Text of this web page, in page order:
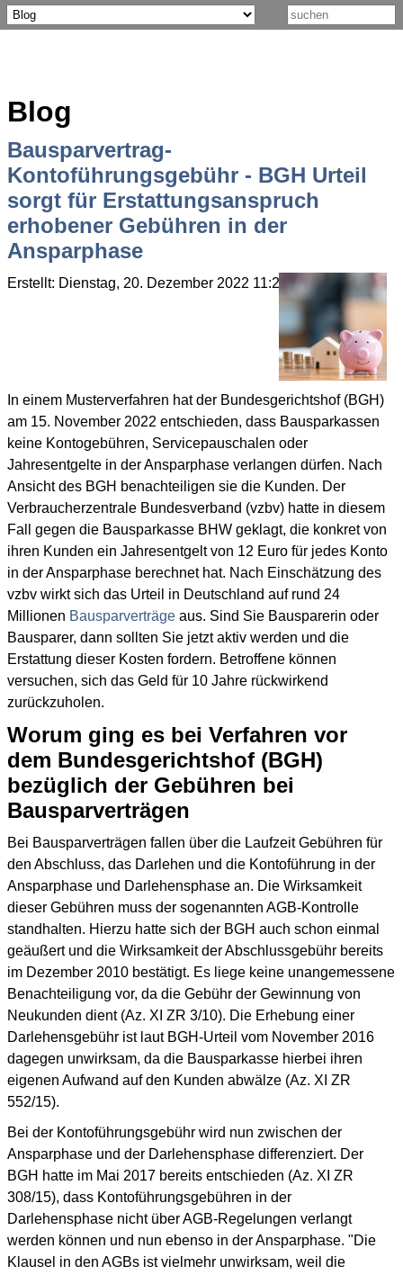
Blog
Bausparvertrag-
Kontoführungsgebühr - BGH Urteil
sorgt für Erstattungsanspruch
erhobener Gebühren in der
Ansparphase
Erstellt: Dienstag, 20. Dezember 2022 11:23 Geschrieben
In einem Musterverfahren hat der Bundesgerichtshof (BGH)
am 15. November 2022 entschieden, dass Bausparkassen
keine Kontogebühren, Servicepauschalen oder
Jahresentgelte in der Ansparphase verlangen dürfen. Nach
Ansicht des BGH benachteiligen sie die Kunden. Der
Verbraucherzentrale Bundes­verband (vzbv) hatte in diesem
Fall gegen die Bausparkasse BHW geklagt, die konkret von
ihren Kunden ein Jahresentgelt von 12 Euro für jedes Konto
in der Ansparphase berechnet hat. Nach Einschätzung des
vzbv wirkt sich das Urteil in Deutschland auf rund 24
Millionen Bausparverträge aus. Sind Sie Bausparerin oder
Bausparer, dann sollten Sie jetzt aktiv werden und die
Erstattung dieser Kosten fordern. Betroffene können
versuchen, sich das Geld für 10 Jahre rückwirkend
zurückzuholen.
Worum ging es bei Verfahren vor
dem Bundesgerichtshof (BGH)
bezüglich der Gebühren bei
Bausparverträgen
Bei Bausparverträgen fallen über die Laufzeit Gebühren für
den Abschluss, das Darlehen und die Kontoführung in der
Ansparphase und Darlehensphase an. Die Wirksamkeit
dieser Gebühren muss der sogenannten AGB-Kontrolle
standhalten. Hierzu hatte sich der BGH auch schon einmal
geäußert und die Wirksamkeit der Abschlussgebühr bereits
im Dezember 2010 bestätigt. Es liege keine unangemessene
Benachteiligung vor, da die Gebühr der Gewinnung von
Neukunden dient (Az. XI ZR 3/10). Die Erhebung einer
Darlehensgebühr ist laut BGH-Urteil vom November 2016
dagegen unwirksam, da die Bausparkasse hierbei ihren
eigenen Aufwand auf den Kunden abwälze (Az. XI ZR
552/15).
Bei der Kontoführungsgebühr wird nun zwischen der
Ansparphase und der Darlehensphase differenziert. Der
BGH hatte im Mai 2017 bereits entschieden (Az. XI ZR
308/15), dass Kontoführungsgebühren in der
Darlehensphase nicht über AGB-Regelungen verlangt
werden können und nun ebenso in der Ansparphase. "Die
Klausel in den AGBs ist vielmehr unwirksam, weil die